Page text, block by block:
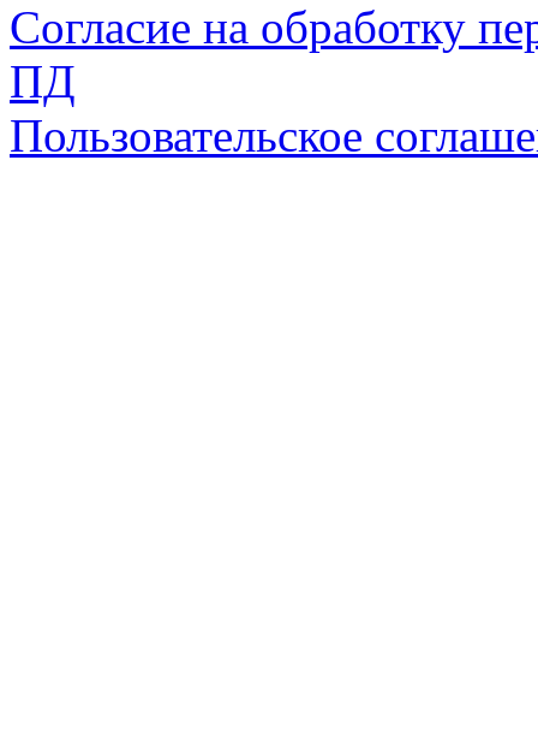
Согласие на обработку
ПД
Пользовательское